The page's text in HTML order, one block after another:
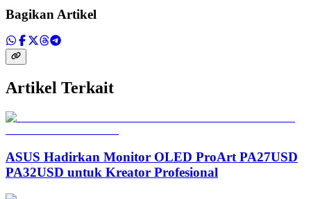
Bagikan Artikel
Artikel Terkait
ASUS Hadirkan Monitor OLED ProArt PA27USD
PA32USD untuk Kreator Profesional